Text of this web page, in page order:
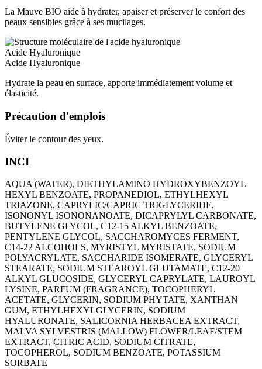
La Mauve BIO aide à hydrater, apaiser et préserver le confort des
peaux sensibles grâce à ses mucilages.
Acide Hyaluronique
Acide Hyaluronique
Hydrate la peau en surface, apporte immédiatement volume et
élasticité.
Précaution d'emplois
Éviter le contour des yeux.
INCI
AQUA (WATER), DIETHYLAMINO HYDROXYBENZOYL
HEXYL BENZOATE, PROPANEDIOL, ETHYLHEXYL
TRIAZONE, CAPRYLIC/CAPRIC TRIGLYCERIDE,
ISONONYL ISONONANOATE, DICAPRYLYL CARBONATE,
BUTYLENE GLYCOL, C12-15 ALKYL BENZOATE,
PENTYLENE GLYCOL, SACCHAROMYCES FERMENT,
C14-22 ALCOHOLS, MYRISTYL MYRISTATE, SODIUM
POLYACRYLATE, SACCHARIDE ISOMERATE, GLYCERYL
STEARATE, SODIUM STEAROYL GLUTAMATE, C12-20
ALKYL GLUCOSIDE, GLYCERYL CAPRYLATE, LAUROYL
LYSINE, PARFUM (FRAGRANCE), TOCOPHERYL
ACETATE, GLYCERIN, SODIUM PHYTATE, XANTHAN
GUM, ETHYLHEXYLGLYCERIN, SODIUM
HYALURONATE, SALICORNIA HERBACEA EXTRACT,
MALVA SYLVESTRIS (MALLOW) FLOWER/LEAF/STEM
EXTRACT, CITRIC ACID, SODIUM CITRATE,
TOCOPHEROL, SODIUM BENZOATE, POTASSIUM
SORBATE